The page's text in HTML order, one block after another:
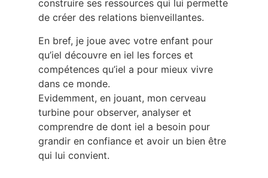
construire ses ressources qui lui permette
de créer des relations bienveillantes.
En bref, je joue avec votre enfant pour
qu’iel découvre en iel les forces et
compétences qu’iel a pour mieux vivre
dans ce monde.
Evidemment, en jouant, mon cerveau
turbine pour observer, analyser et
comprendre de dont iel a besoin pour
grandir en confiance et avoir un bien être
qui lui convient.